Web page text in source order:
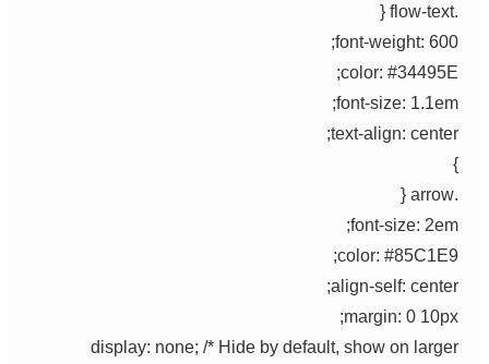
.flow-text {
font-weight: 600;
color: #34495E;
font-size: 1.1em;
text-align: center;
}
.arrow {
font-size: 2em;
color: #85C1E9;
align-self: center;
margin: 0 10px;
display: none; /* Hide by default, show on larger